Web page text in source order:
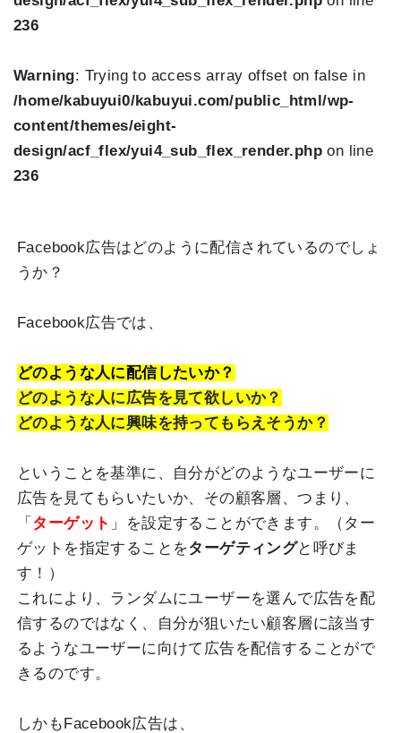
236
Warning: Trying to access array offset on false in
/home/kabuyui0/kabuyui.com/public_html/wp-
content/themes/eight-
design/acf_flex/yui4_sub_flex_render.php on line
236
Facebook広告はどのように配信されているのでしょ
うか？
Facebook広告では、
どのような人に配信したいか？
どのような人に広告を見て欲しいか？
どのような人に興味を持ってもらえそうか？
ということを基準に、自分がどのようなユーザーに
広告を見てもらいたいか、その顧客層、つまり、
「 ターゲット 」を設定することができます。（ター
ゲットを指定することをターゲティングと呼びま
す！）
これにより、ランダムにユーザーを選んで広告を配
信するのではなく、自分が狙いたい顧客層に該当す
るようなユーザーに向けて広告を配信することがで
きるのです。
しかもFacebook広告は、